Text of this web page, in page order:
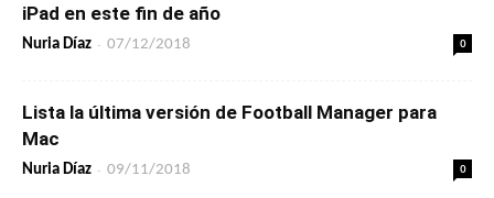
iPad en este fin de año
Nuria Díaz - 07/12/2018 0
Lista la última versión de Football Manager para
Mac
Nuria Díaz - 09/11/2018 0